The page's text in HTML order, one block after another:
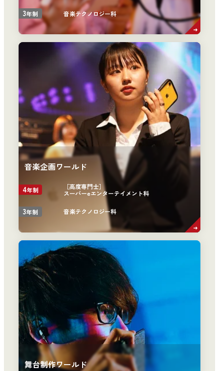
3年制 音楽テクノロジー科
音楽企画ワールド
4年制
［高度専門士］
スーパーeエンターテイメント科
3年制 音楽テクノロジー科
舞台制作ワールド